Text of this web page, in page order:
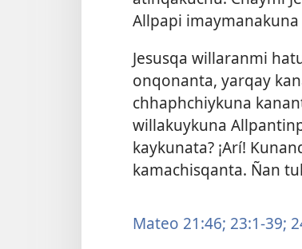
Allpapi
Jesusqa willaranmi
onqonanta, yarqay
chhaphchiykuna
willakuykuna
kaykunata? ¡Arí!
kamachisqanta. Ñan
Mateo 21:46; 23:1-39;